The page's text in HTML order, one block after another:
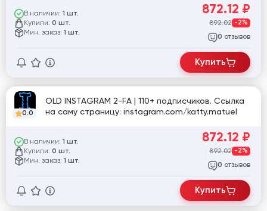
В наличии: 1 шт.
Купили: 0 шт.
Мин. заказ: 1 шт.
872.12 ₽
892.02 -2%
0 отзывов
Купить
0.0
OLD INSTAGRAM 2-FA | 110+ подписчиков. Ссылка
на саму страницу: instagram.com/katty.matuel
В наличии: 1 шт.
Купили: 0 шт.
Мин. заказ: 1 шт.
872.12 ₽
892.02 -2%
0 отзывов
Купить